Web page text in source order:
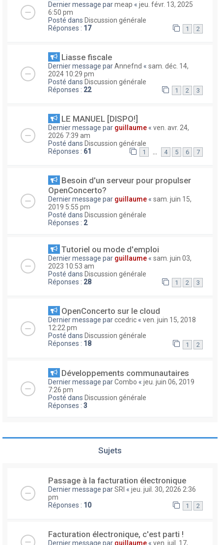
Dernier message parmeap « jeu. févr. 13, 2025
6:50 pm
Posté dans Discussion générale
Réponses : 17 1 2
Liasse fiscale
Dernier message parAnnefnd « sam. déc. 14,
2024 10:29 pm
Posté dans Discussion générale
Réponses : 22 1 2 3
LE MANUEL [DISPO!]
Dernier message par guillaume « ven. avr. 24,
2026 7:39 am
Posté dans Discussion générale
Réponses : 61 1 … 4 5 6 7
Besoin d'un serveur pour propulser
OpenConcerto?
Dernier message par guillaume « sam. juin 15,
2019 5:55 pm
Posté dans Discussion générale
Réponses : 2
Tutoriel ou mode d'emploi
Dernier message par guillaume « sam. juin 03,
2023 10:53 am
Posté dans Discussion générale
Réponses : 28 1 2 3
OpenConcerto sur le cloud
Dernier message parccedric « ven. juin 15, 2018
12:22 pm
Posté dans Discussion générale
Réponses : 18 1 2
Développements communautaires
Dernier message parCombo « jeu. juin 06, 2019
7:26 pm
Posté dans Discussion générale
Réponses : 3
Sujets
Passage à la facturation électronique
Dernier message parSRI « jeu. juil. 30, 2026 2:36
pm
Réponses : 10 1 2
Facturation électronique, c'est parti !
Dernier message par guillaume « ven. juil. 17,